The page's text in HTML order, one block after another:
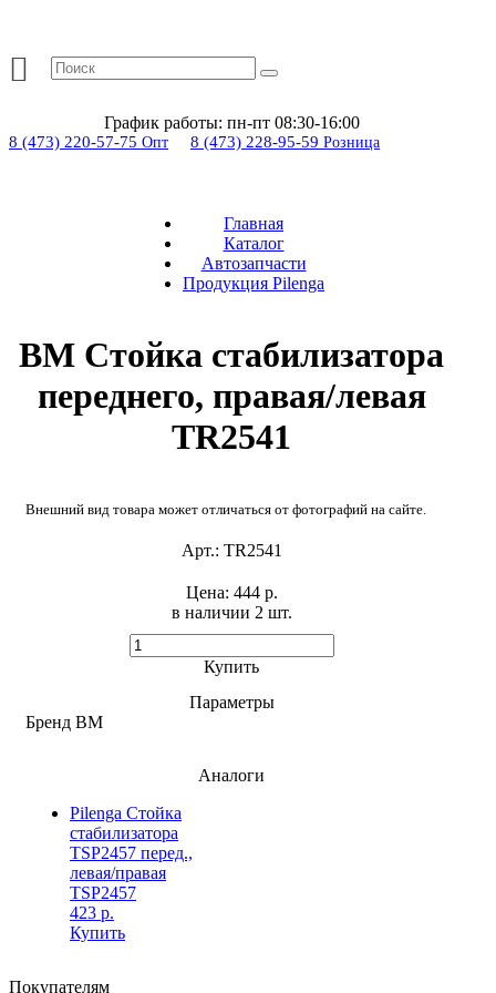
График работы: пн-пт 08:30-16:00
8 (473) 220-57-75 Опт 8 (473) 228-95-59 Розница
Главная
Каталог
Автозапчасти
Продукция Pilenga
BM Стойка стабилизатора
переднего, правая/левая
TR2541
Внешний вид товара может отличаться от фотографий на сайте.
Арт.: TR2541
в наличии 2 шт. ​
Цена: 444 р.
Купить
Параметры
Бренд BM
Аналоги
Pilenga Стойка
стабилизатора
TSP2457 перед.,
левая/правая
TSP2457
423 р.
Купить
Покупателям